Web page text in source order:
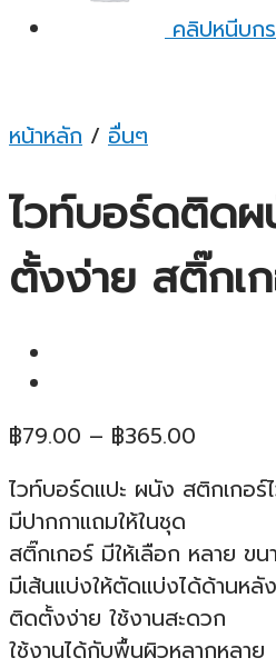
คลิปหนีบก
หน้าหลัก / อื่นๆ
ไวท์บอร์ดติดผ
ตั้งง่าย สติ๊กเ
฿79.00 – ฿365.00
฿79.00
฿365.00
ไวท์บอร์ดแปะ ผนัง สติกเกอ
มีปากกาแถมให้ในชุด
สติ๊กเกอร์ มีให้เลือก หลาย ข
มีเส้นแบ่งให้ตัดแบ่งได้ด้านหลัง
ติดตั้งง่าย ใช้งานสะดวก
ใช้งานได้กับพื้นผิวหลากหลาย